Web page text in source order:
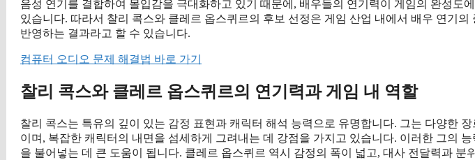
음성 연기를 결합하여 몰입감을 극대화하고 있기 때문에, 배우들의 연기력이 게임의 완성도
있습니다. 따라서 찰리 콕스와 클레르 옵스퀴르의 후보 선정은 게임 산업 내에서 배우 연기의
반영하는 결과라고 할 수 있습니다.
컴퓨터 오디오 문제 해결법 바로 가기
찰리 콕스와 클레르 옵스퀴르의 연기력과 게임 내 역할
찰리 콕스는 특유의 깊이 있는 감정 표현과 캐릭터 해석 능력으로 유명합니다. 그는 다양한
이며, 복잡한 캐릭터의 내면을 섬세하게 그려내는 데 강점을 가지고 있습니다. 이러한 그의
을 불어넣는 데 큰 도움이 됩니다. 클레르 옵스퀴르 역시 감정의 폭이 넓고, 대사 전달력과 분